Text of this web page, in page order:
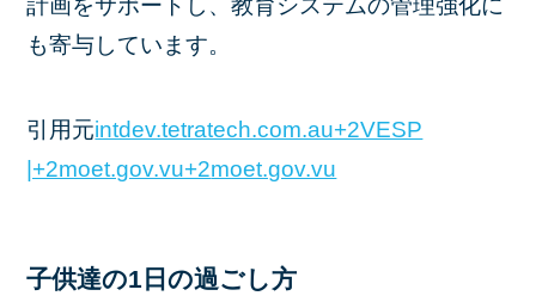
計画をサポートし、教育システムの管理強化に
も寄与しています。
引用元​intdev.tetratech.com.au+2VESP
|+2moet.gov.vu+2moet.gov.vu
子供達の1日の過ごし方